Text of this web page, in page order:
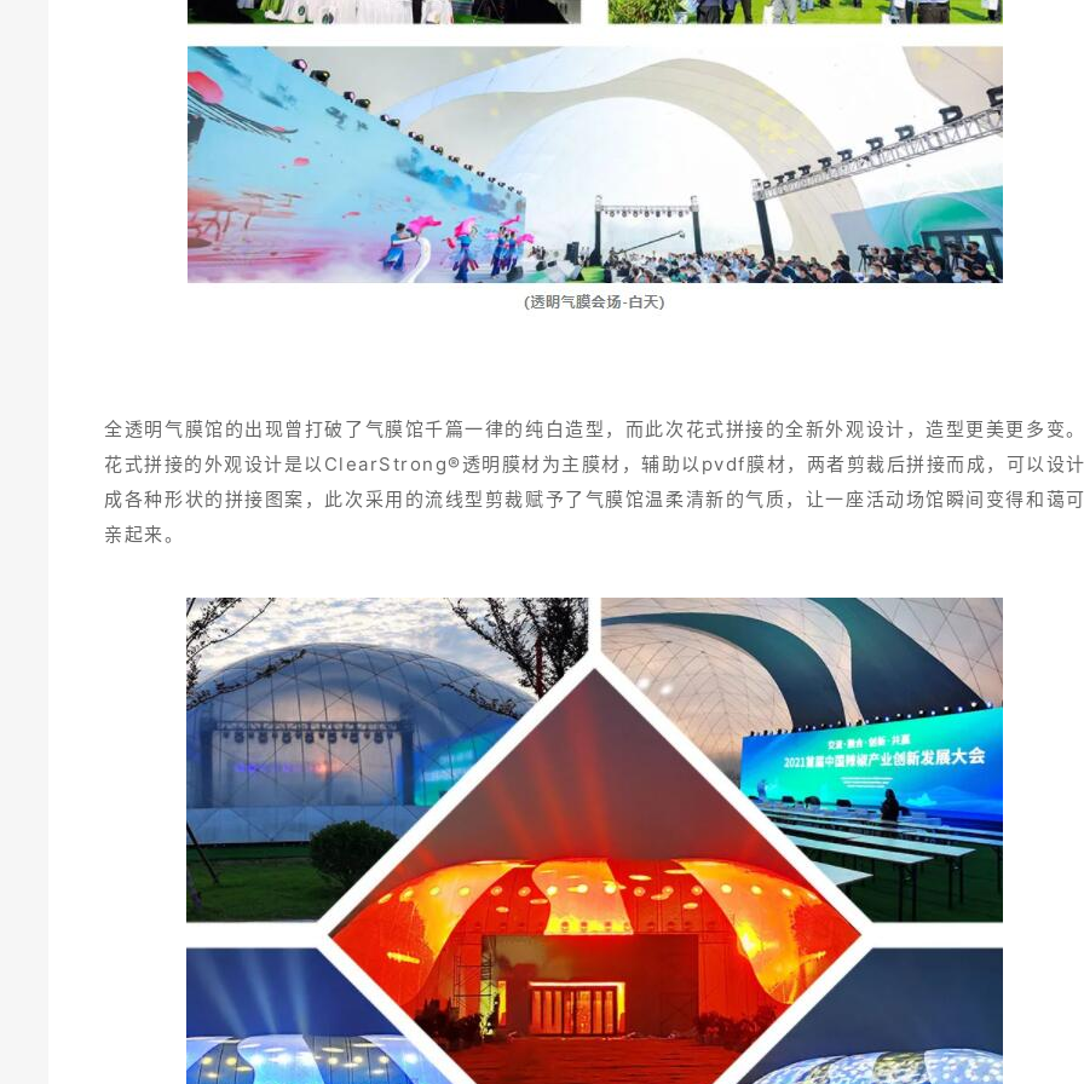
全透明气膜馆的出现曾打破了气膜馆千篇一律的纯白造型，而此次花式拼接的全新外观设计，造型更美更多变。
花式拼接的外观设计是以ClearStrong®透明膜材为主膜材，辅助以pvdf膜材，两者剪裁后拼接而成，可以设计
成各种形状的拼接图案，此次采用的流线型剪裁赋予了气膜馆温柔清新的气质，让一座活动场馆瞬间变得和蔼可
亲起来。